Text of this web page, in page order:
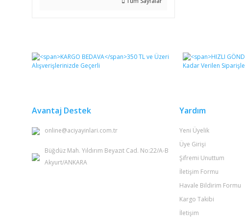
Avantaj Destek
online@aciyayinlari.com.tr
Büğdüz Mah. Yıldırım Beyazıt Cad. No:22/A-B
Akyurt/ANKARA
Yardım
Yeni Üyelik
Üye Girişi
Şifremi Unuttum
İletişim Formu
Havale Bildirim Formu
Kargo Takibi
İletişim